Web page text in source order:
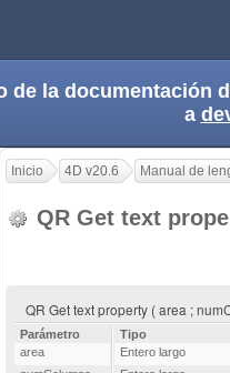
de la documentación
a
Inicio 4D v20.6 Manual de
QR Get text
QR Get text property ( area ;
Parámetro
Tipo
area
Entero largo